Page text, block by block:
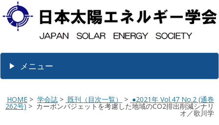
メニュー
HOME > 学会誌 > 既刊（目次一覧） > ●2021年 Vol.47 No.2 (通巻
262号) > カーボンバジェットを考慮した地域のCO2排出削減シナリ
オ／歌川学